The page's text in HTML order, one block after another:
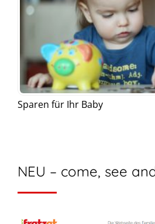
Sparen für Ihr Baby
NEU – come, see